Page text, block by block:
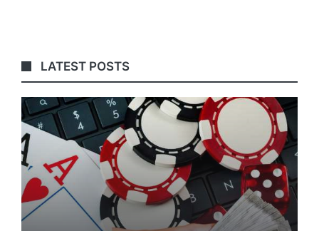
LATEST POSTS